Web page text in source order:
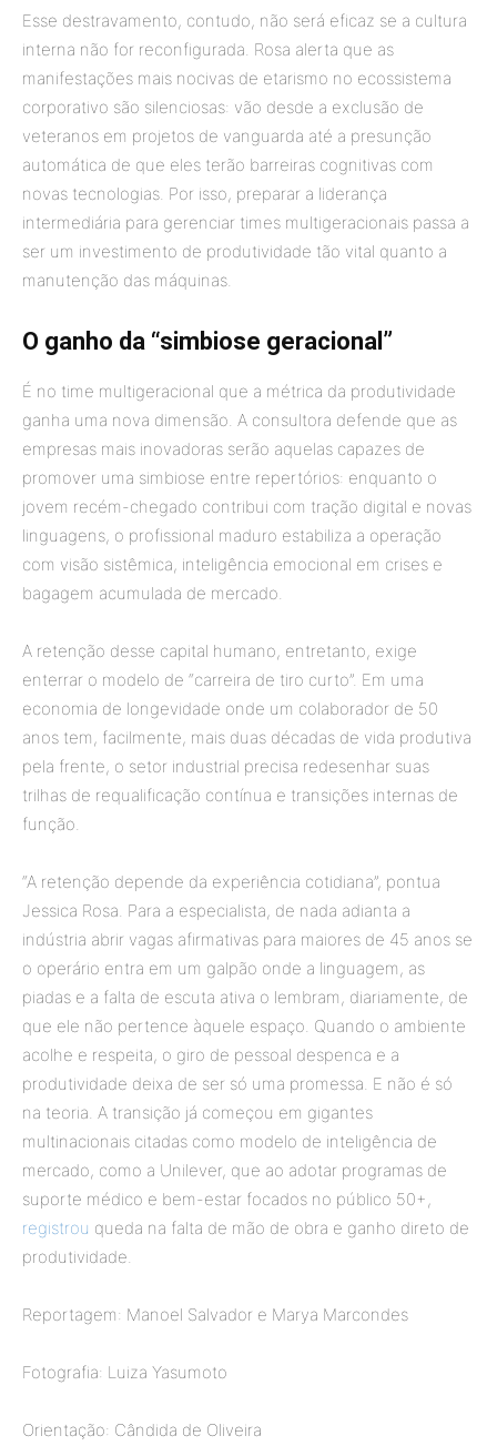
Esse destravamento, contudo, não será eficaz se a cultura
interna não for reconfigurada. Rosa alerta que as
manifestações mais nocivas de etarismo no ecossistema
corporativo são silenciosas: vão desde a exclusão de
veteranos em projetos de vanguarda até a presunção
automática de que eles terão barreiras cognitivas com
novas tecnologias. Por isso, preparar a liderança
intermediária para gerenciar times multigeracionais passa a
ser um investimento de produtividade tão vital quanto a
manutenção das máquinas.
O ganho da “simbiose geracional”
É no time multigeracional que a métrica da produtividade
ganha uma nova dimensão. A consultora defende que as
empresas mais inovadoras serão aquelas capazes de
promover uma simbiose entre repertórios: enquanto o
jovem recém-chegado contribui com tração digital e novas
linguagens, o profissional maduro estabiliza a operação
com visão sistêmica, inteligência emocional em crises e
bagagem acumulada de mercado.
A retenção desse capital humano, entretanto, exige
enterrar o modelo de “carreira de tiro curto”. Em uma
economia de longevidade onde um colaborador de 50
anos tem, facilmente, mais duas décadas de vida produtiva
pela frente, o setor industrial precisa redesenhar suas
trilhas de requalificação contínua e transições internas de
função.
“A retenção depende da experiência cotidiana”, pontua
Jessica Rosa. Para a especialista, de nada adianta a
indústria abrir vagas afirmativas para maiores de 45 anos se
o operário entra em um galpão onde a linguagem, as
piadas e a falta de escuta ativa o lembram, diariamente, de
que ele não pertence àquele espaço. Quando o ambiente
acolhe e respeita, o giro de pessoal despenca e a
produtividade deixa de ser só uma promessa. E não é só
na teoria. A transição já começou em gigantes
multinacionais citadas como modelo de inteligência de
mercado, como a Unilever, que ao adotar programas de
suporte médico e bem-estar focados no público 50+,
registrou queda na falta de mão de obra e ganho direto de
produtividade.
Reportagem: Manoel Salvador e Marya Marcondes
Fotografia: Luiza Yasumoto
Orientação: Cândida de Oliveira